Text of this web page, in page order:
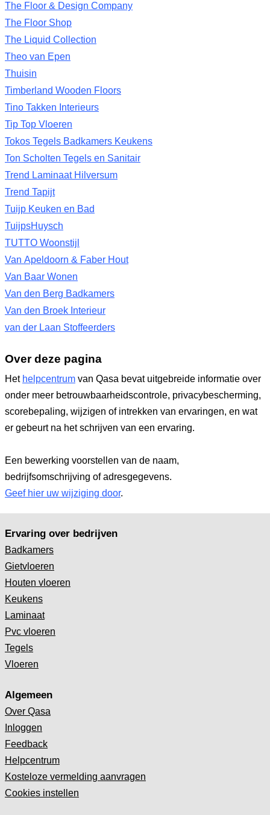
The Floor & Design Company
The Floor Shop
The Liquid Collection
Theo van Epen
Thuisin
Timberland Wooden Floors
Tino Takken Interieurs
Tip Top Vloeren
Tokos Tegels Badkamers Keukens
Ton Scholten Tegels en Sanitair
Trend Laminaat Hilversum
Trend Tapijt
Tuijp Keuken en Bad
TuijpsHuysch
TUTTO Woonstijl
Van Apeldoorn & Faber Hout
Van Baar Wonen
Van den Berg Badkamers
Van den Broek Interieur
van der Laan Stoffeerders
Over deze pagina
Het helpcentrum van Qasa bevat uitgebreide informatie over
onder meer betrouwbaarheidscontrole, privacybescherming,
scorebepaling, wijzigen of intrekken van ervaringen, en wat
er gebeurt na het schrijven van een ervaring.
Een bewerking voorstellen van de naam,
bedrijfsomschrijving of adresgegevens.
Geef hier uw wijziging door.
Ervaring over bedrijven
Badkamers
Gietvloeren
Houten vloeren
Keukens
Laminaat
Pvc vloeren
Tegels
Vloeren
Algemeen
Over Qasa
Inloggen
Feedback
Helpcentrum
Kosteloze vermelding aanvragen
Cookies instellen